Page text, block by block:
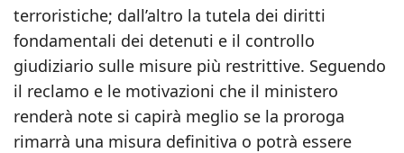
terroristiche; dall’altro la tutela dei diritti
fondamentali dei detenuti e il controllo
giudiziario sulle misure più restrittive. Seguendo
il reclamo e le motivazioni che il ministero
renderà note si capirà meglio se la proroga
rimarrà una misura definitiva o potrà essere